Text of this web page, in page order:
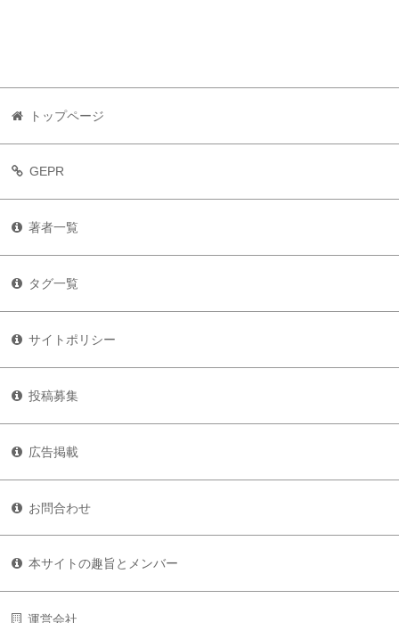
トップページ
GEPR
著者一覧
タグ一覧
サイトポリシー
投稿募集
広告掲載
お問合わせ
本サイトの趣旨とメンバー
運営会社